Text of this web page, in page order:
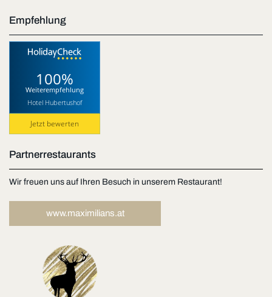
Empfehlung
100%
Weiterempfehlung
Hotel Hubertushof
Jetzt bewerten
Partnerrestaurants
Wir freuen uns auf Ihren Besuch in unserem Restaurant!
www.maximilians.at